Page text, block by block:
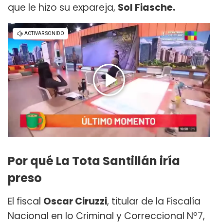
que le hizo su expareja, Sol Fiasche.
Por qué La Tota Santillán iría
preso
El fiscal Oscar Ciruzzi, titular de la Fiscalía
Nacional en lo Criminal y Correccional Nº7,